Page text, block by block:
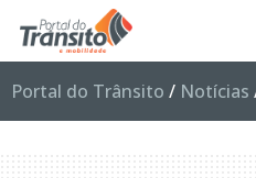
Portal do Trânsito / Notícias